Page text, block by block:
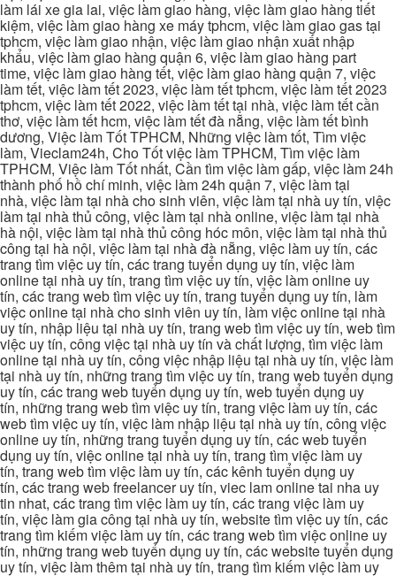
làm lái xe gia lai, việc làm giao hàng, việc làm giao hàng tiết
kiệm, việc làm giao hàng xe máy tphcm, việc làm giao gas tại
tphcm, việc làm giao nhận, việc làm giao nhận xuất nhập
khẩu, việc làm giao hàng quận 6, việc làm giao hàng part
time, việc làm giao hàng tết, việc làm giao hàng quận 7, việc
làm tết, việc làm tết 2023, việc làm tết tphcm, việc làm tết 2023
tphcm, việc làm tết 2022, việc làm tết tại nhà, việc làm tết cần
thơ, việc làm tết hcm, việc làm tết đà nẵng, việc làm tết bình
dương, Việc làm Tốt TPHCM, Những việc làm tốt, Tìm việc
làm, Vieclam24h, Cho Tốt việc làm TPHCM, Tìm việc làm
TPHCM, Việc làm Tốt nhất, Cần tìm việc làm gấp, việc làm 24h
thành phố hồ chí minh, việc làm 24h quận 7, việc làm tại
nhà, việc làm tại nhà cho sinh viên, việc làm tại nhà uy tín, việc
làm tại nhà thủ công, việc làm tại nhà online, việc làm tại nhà
hà nội, việc làm tại nhà thủ công hóc môn, việc làm tại nhà thủ
công tại hà nội, việc làm tại nhà đà nẵng, việc làm uy tín, các
trang tìm việc uy tín, các trang tuyển dụng uy tín, việc làm
online tại nhà uy tín, trang tìm việc uy tín, việc làm online uy
tín, các trang web tìm việc uy tín, trang tuyển dụng uy tín, làm
việc online tại nhà cho sinh viên uy tín, làm việc online tại nhà
uy tín, nhập liệu tại nhà uy tín, trang web tìm việc uy tín, web tìm
việc uy tín, công việc tại nhà uy tín và chất lượng, tìm việc làm
online tại nhà uy tín, công việc nhập liệu tại nhà uy tín, việc làm
tại nhà uy tín, những trang tìm việc uy tín, trang web tuyển dụng
uy tín, các trang web tuyển dụng uy tín, web tuyển dụng uy
tín, những trang web tìm việc uy tín, trang việc làm uy tín, các
web tìm việc uy tín, việc làm nhập liệu tại nhà uy tín, công việc
online uy tín, những trang tuyển dụng uy tín, các web tuyển
dụng uy tín, việc online tại nhà uy tín, trang tìm việc làm uy
tín, trang web tìm việc làm uy tín, các kênh tuyển dụng uy
tín, các trang web freelancer uy tín, viec lam online tai nha uy
tin nhat, các trang tìm việc làm uy tín, các trang việc làm uy
tín, việc làm gia công tại nhà uy tín, website tìm việc uy tín, các
trang tìm kiếm việc làm uy tín, các trang web tìm việc online uy
tín, những trang web tuyển dụng uy tín, các website tuyển dụng
uy tín, việc làm thêm tại nhà uy tín, trang tìm kiếm việc làm uy